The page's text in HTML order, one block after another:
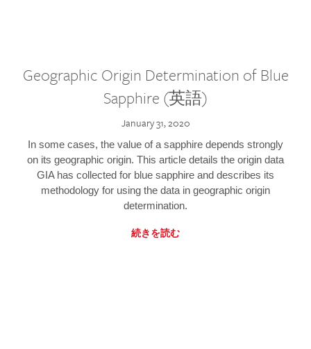
Geographic Origin Determination of Blue
Sapphire (英語)
January 31, 2020
In some cases, the value of a sapphire depends strongly
on its geographic origin. This article details the origin data
GIA has collected for blue sapphire and describes its
methodology for using the data in geographic origin
determination.
続きを読む